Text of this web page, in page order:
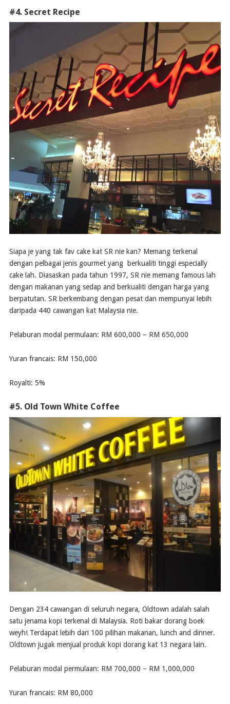
#4. Secret Recipe
Siapa je yang tak fav cake kat SR nie kan? Memang terkenal
dengan pelbagai jenis gourmet yang berkualiti tinggi especially
cake lah. Diasaskan pada tahun 1997, SR nie memang famous lah
dengan makanan yang sedap and berkualiti dengan harga yang
berpatutan. SR berkembang dengan pesat dan mempunyai lebih
daripada 440 cawangan kat Malaysia nie.
Pelaburan modal permulaan: RM 600,000 – RM 650,000
Yuran francais: RM 150,000
Royalti: 5%
#5. Old Town White Coffee
Dengan 234 cawangan di seluruh negara, Oldtown adalah salah
satu jenama kopi terkenal di Malaysia. Roti bakar dorang boek
weyh! Terdapat lebih dari 100 pilihan makanan, lunch and dinner.
Oldtown jugak menjual produk kopi dorang kat 13 negara lain.
Pelaburan modal permulaan: RM 700,000 – RM 1,000,000
Yuran francais: RM 80,000